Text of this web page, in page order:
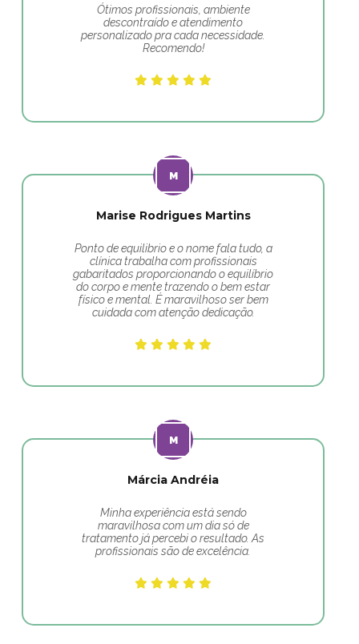
Ótimos profissionais, ambiente
descontraído e atendimento
personalizado pra cada necessidade.
Recomendo!
Marise Rodrigues Martins
Ponto de equilibrio e o nome fala tudo, a
clínica trabalha com profissionais
gabaritados proporcionando o equilíbrio
do corpo e mente trazendo o bem estar
físico e mental. É maravilhoso ser bem
cuidada com atenção dedicação.
Márcia Andréia
Minha experiência está sendo
maravilhosa com um dia só de
tratamento já percebi o resultado. As
profissionais são de excelência.